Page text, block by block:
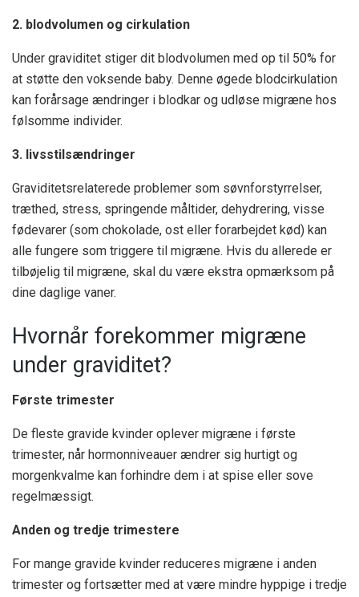
2. blodvolumen og cirkulation
Under graviditet stiger dit blodvolumen med op til 50% for
at støtte den voksende baby. Denne øgede blodcirkulation
kan forårsage ændringer i blodkar og udløse migræne hos
følsomme individer.
3. livsstilsændringer
Graviditetsrelaterede problemer som søvnforstyrrelser,
træthed, stress, springende måltider, dehydrering, visse
fødevarer (som chokolade, ost eller forarbejdet kød) kan
alle fungere som triggere til migræne. Hvis du allerede er
tilbøjelig til migræne, skal du være ekstra opmærksom på
dine daglige vaner.
Hvornår forekommer migræne
under graviditet?
Første trimester
De fleste gravide kvinder oplever migræne i første
trimester, når hormonniveauer ændrer sig hurtigt og
morgenkvalme kan forhindre dem i at spise eller sove
regelmæssigt.
Anden og tredje trimestere
For mange gravide kvinder reduceres migræne i anden
trimester og fortsætter med at være mindre hyppige i tredje